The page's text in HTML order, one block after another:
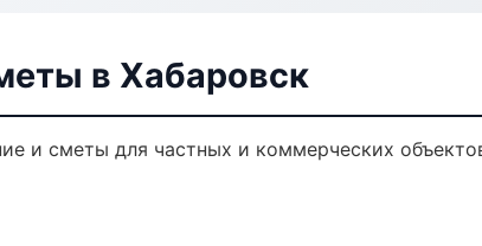
в Хабаровск
и сметы для частных и коммерческих